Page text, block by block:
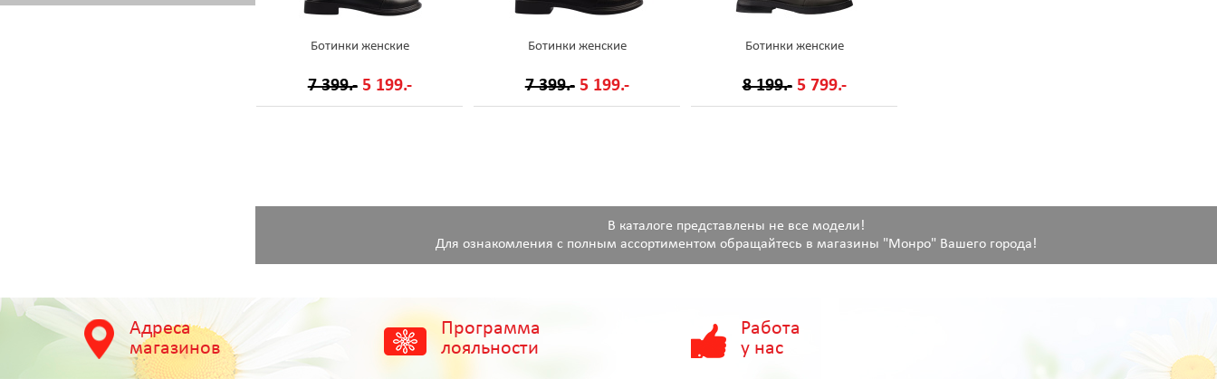
Ботинки женские
7 399.- 5 199.-
Ботинки женские
7 399.- 5 199.-
Ботинки женские
8 199.- 5 799.-
В каталоге представлены не все модели!
Для ознакомления с полным ассортиментом обращайтесь в магазины "Монро" Вашего города!
Адреса
магазинов
Программа
лояльности
Работа
у нас